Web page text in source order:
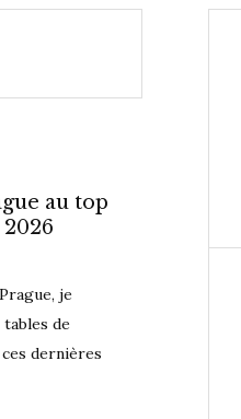
au top
je
tables de
dernières